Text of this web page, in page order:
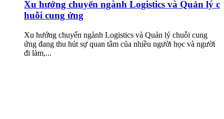
Xu hướng chuyển ngành Logistics và Quản lý c
huỗi cung ứng
Xu hướng chuyển ngành Logistics và Quản lý chuỗi cung
ứng đang thu hút sự quan tâm của nhiều người học và người
đi làm,...